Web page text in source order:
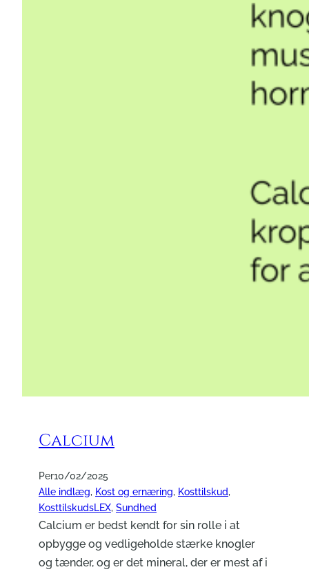
Calcium
Per10/02/2025
Alle indlæg, Kost og ernæring, Kosttilskud
KosttilskudsLEX, Sundhed
Calcium er bedst kendt for sin rolle i at
opbygge og vedligeholde stærke knogler
og tænder, og er det mineral, der er mest af i